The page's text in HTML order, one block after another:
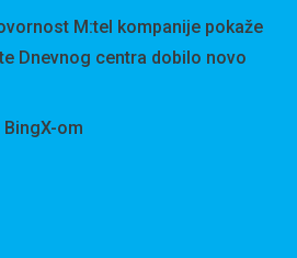
M:tel kompanije pokaže
Dnevnog centra dobilo novo
om